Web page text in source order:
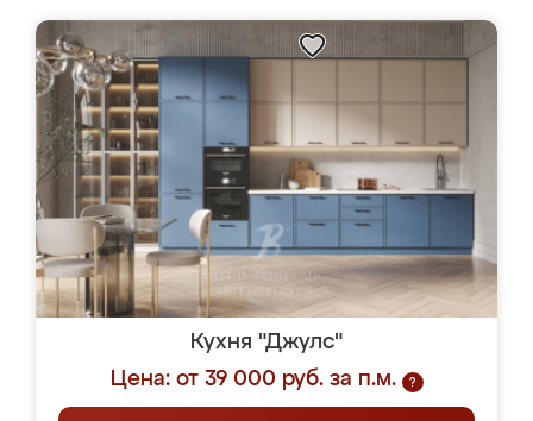
Кухня "Джулс"
Цена: от 39 000 руб. за п.м.
?